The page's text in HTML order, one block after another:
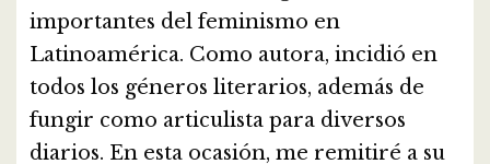
importantes del feminismo en
Latinoamérica. Como autora, incidió en
todos los géneros literarios, además de
fungir como articulista para diversos
diarios. En esta ocasión, me remitiré a su